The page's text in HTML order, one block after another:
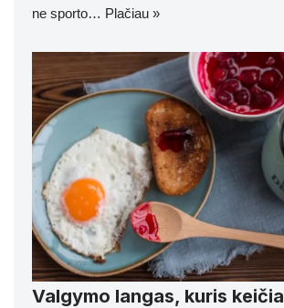
ne sporto… Plačiau »
Valgymo langas, kuris